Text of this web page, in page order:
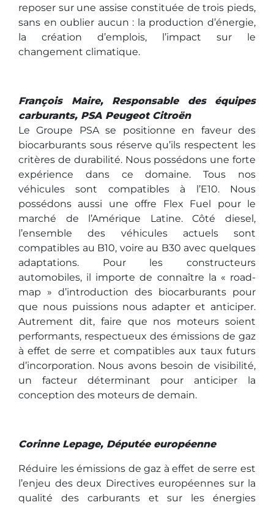
reposer sur une assise constituée de trois pieds,
sans en oublier aucun : la production d’énergie,
la création d’emplois, l’impact sur le
changement climatique.
François Maire, Responsable des équipes
carburants, PSA Peugeot Citroën
Le Groupe PSA se positionne en faveur des
biocarburants sous réserve qu’ils respectent les
critères de durabilité. Nous possédons une forte
expérience dans ce domaine. Tous nos
véhicules sont compatibles à l’E10. Nous
possédons aussi une offre Flex Fuel pour le
marché de l’Amérique Latine. Côté diesel,
l’ensemble des véhicules actuels sont
compatibles au B10, voire au B30 avec quelques
adaptations. Pour les constructeurs
automobiles, il importe de connaître la « road-
map » d’introduction des biocarburants pour
que nous puissions nous adapter et anticiper.
Autrement dit, faire que nos moteurs soient
performants, respectueux des émissions de gaz
à effet de serre et compatibles aux taux futurs
d’incorporation. Nous avons besoin de visibilité,
un facteur déterminant pour anticiper la
conception des moteurs de demain.
Corinne Lepage, Députée européenne
Réduire les émissions de gaz à effet de serre est
l’enjeu des deux Directives européennes sur la
qualité des carburants et sur les énergies